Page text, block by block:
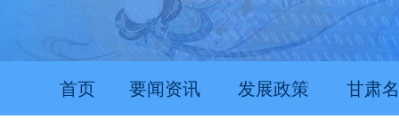
首页 要闻资讯 发展政策 甘肃